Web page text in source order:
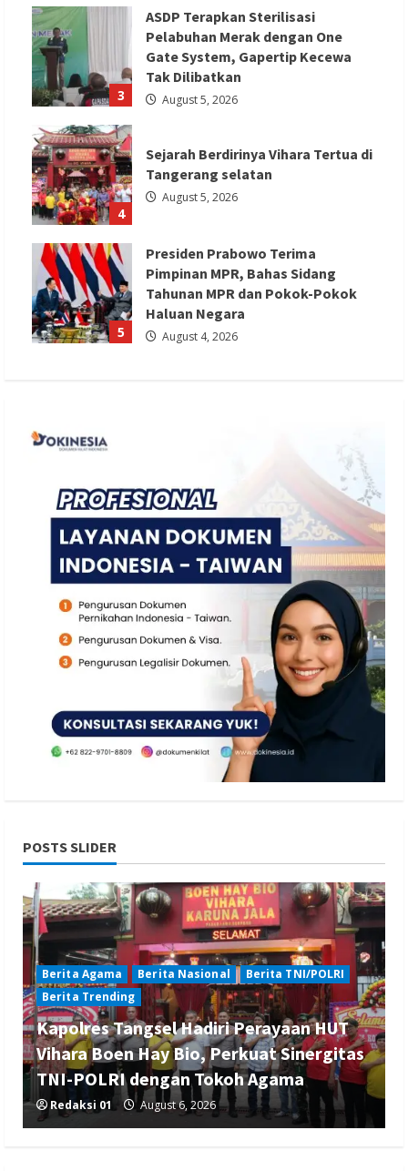
3
ASDP Terapkan Sterilisasi
Pelabuhan Merak dengan One
Gate System, Gapertip Kecewa
Tak Dilibatkan
August 5, 2026
4
Sejarah Berdirinya Vihara Tertua di
Tangerang selatan
August 5, 2026
5
Presiden Prabowo Terima
Pimpinan MPR, Bahas Sidang
Tahunan MPR dan Pokok-Pokok
Haluan Negara
August 4, 2026
POSTS SLIDER
Berita Agama Berita Nasional
Berita TNI/POLRI
Berita Trending
Kapolres Tangsel Hadiri Perayaan HUT
Vihara Boen Hay Bio, Perkuat Sinergitas
TNI-POLRI dengan Tokoh Agama
Redaksi 01 August 6, 2026